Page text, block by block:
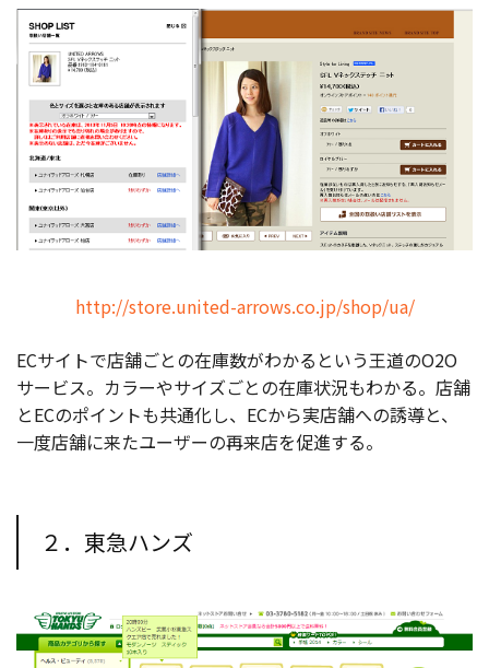
http://store.united-arrows.co.jp/shop/ua/
ECサイトで店舗ごとの在庫数がわかるという王道のO2O
サービス。カラーやサイズごとの在庫状況もわかる。店舗
とECのポイントも共通化し、ECから実店舗への誘導と、
一度店舗に来たユーザーの再来店を促進する。
２．東急ハンズ